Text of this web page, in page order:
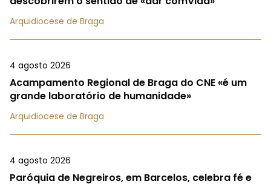
Arquidiocese de Braga
4 agosto 2026
Acampamento Regional de Braga do CNE «é um
grande laboratório de humanidade»
Arquidiocese de Braga
4 agosto 2026
Paróquia de Negreiros, em Barcelos, celebra fé e